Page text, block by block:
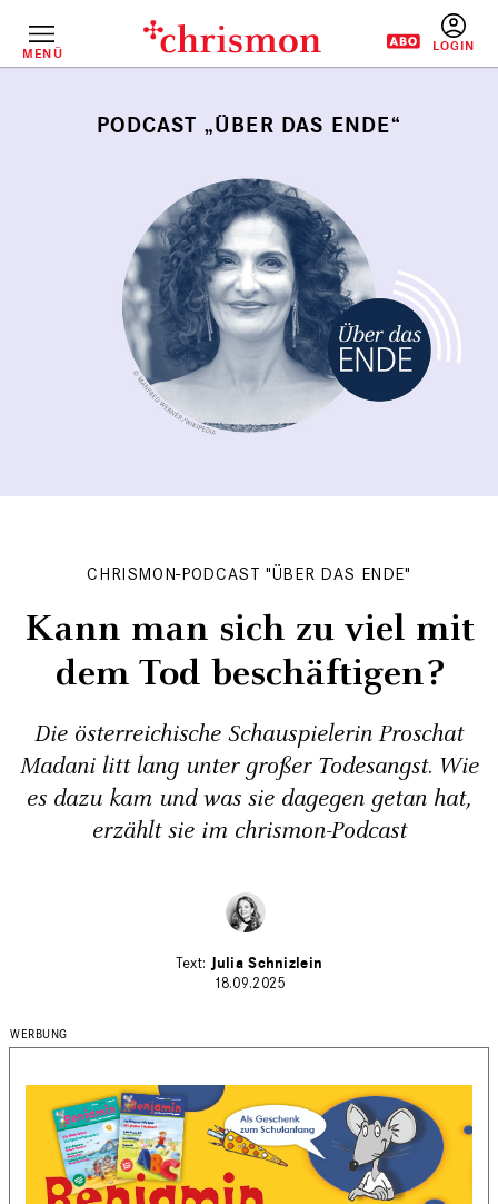
InhaltMENÜ
CHRISMON-PODCAST "ÜBER DAS ENDE"
Kann man sich zu viel mit
dem Tod beschäftigen?
Die österreichische Schauspielerin Proschat
Madani litt lang unter großer Todesangst. Wie
es dazu kam und was sie dagegen getan hat,
erzählt sie im chrismon-Podcast
Julia Schnizlein
18.09.2025